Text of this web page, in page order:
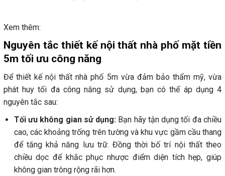
Xem thêm:
Nguyên tắc thiết kế nội thất nhà phố mặt tiền
5m tối ưu công năng
Để thiết kế nội thất nhà phố 5m vừa đảm bảo thẩm mỹ, vừa
phát huy tối đa công năng sử dụng, bạn có thể áp dụng 4
nguyên tắc sau:
Tối ưu không gian sử dụng: Bạn hãy tận dụng tối đa chiều
cao, các khoảng trống trên tường và khu vực gầm cầu thang
để tăng khả năng lưu trữ. Đồng thời bố trí nội thất theo
chiều dọc để khắc phục nhược điểm diện tích hẹp, giúp
không gian trông rộng rãi hơn.